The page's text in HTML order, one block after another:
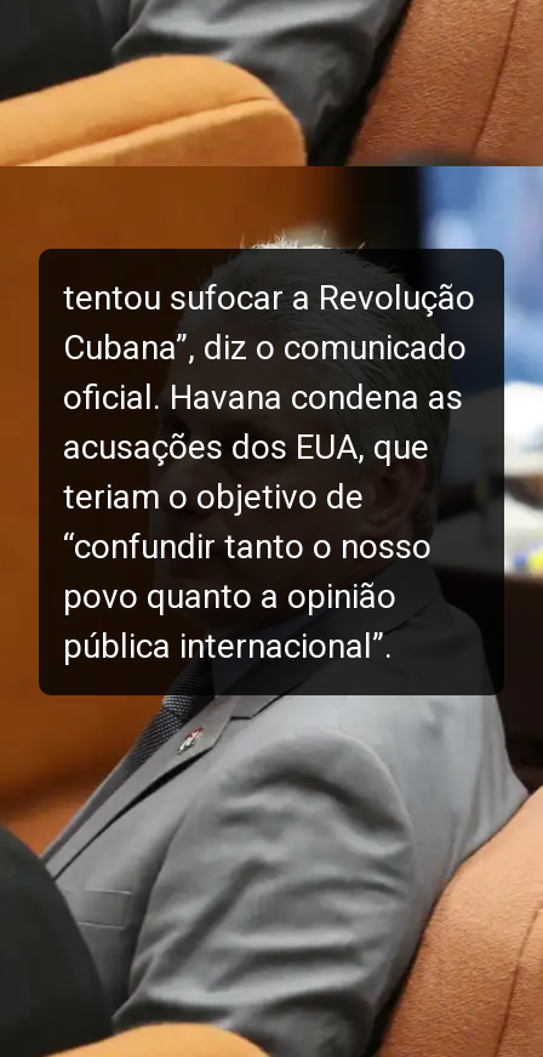
tentou sufocar a Revolução
Cubana”, diz o comunicado
oficial. Havana condena as
acusações dos EUA, que
teriam o objetivo de
“confundir tanto o nosso
povo quanto a opinião
pública internacional”.